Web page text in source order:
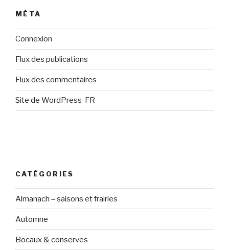
MÉTA
Connexion
Flux des publications
Flux des commentaires
Site de WordPress-FR
CATÉGORIES
Almanach – saisons et frairies
Automne
Bocaux & conserves